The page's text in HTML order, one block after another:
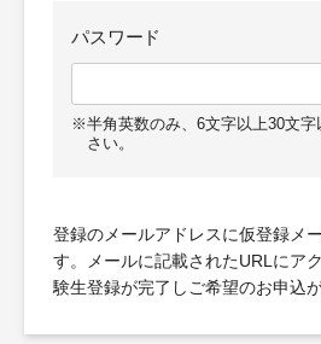
パスワード
※半角英数のみ、6文字以上30文字
さい。
登録のメールアドレスに仮登録メ
す。
メールに記載されたURLにア
験生登録が完了しご希望のお申込